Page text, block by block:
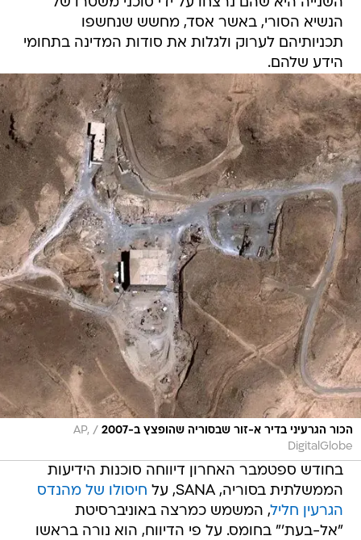
הנשיא הסורי, באשר אסד, מחשש שנחשפו
תכניותיהם לערוק ולגלות את סודות המדינה בתחומי
הידע שלהם.
הכור הגרעיני בדיר א-זור שבסוריה שהופצץ ב-2007 /
AP,
DigitalGlobe
בחודש ספטמבר האחרון דיווחה סוכנות הידיעות
הממשלתית בסוריה, SANA, על
חיסולו של מהנדס
הגרעין חליל, המשמש כמרצה באוניברסיטת
"אל-בעת'" בחומס. על פי הדיווח, הוא נורה בראשו